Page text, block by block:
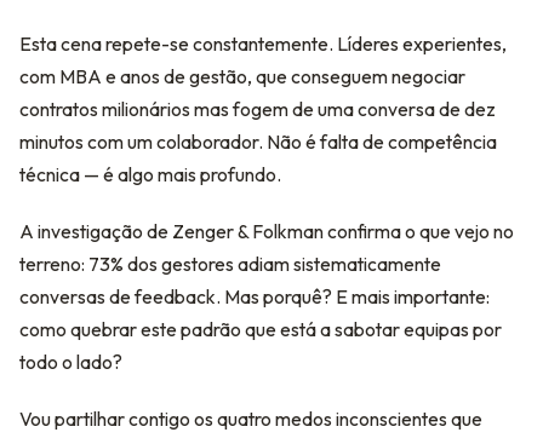
Esta cena repete-se constantemente. Líderes experientes,
com MBA e anos de gestão, que conseguem negociar
contratos milionários mas fogem de uma conversa de dez
minutos com um colaborador. Não é falta de competência
técnica — é algo mais profundo.
A investigação de Zenger & Folkman confirma o que vejo no
terreno: 73% dos gestores adiam sistematicamente
conversas de feedback. Mas porquê? E mais importante:
como quebrar este padrão que está a sabotar equipas por
todo o lado?
Vou partilhar contigo os quatro medos inconscientes que